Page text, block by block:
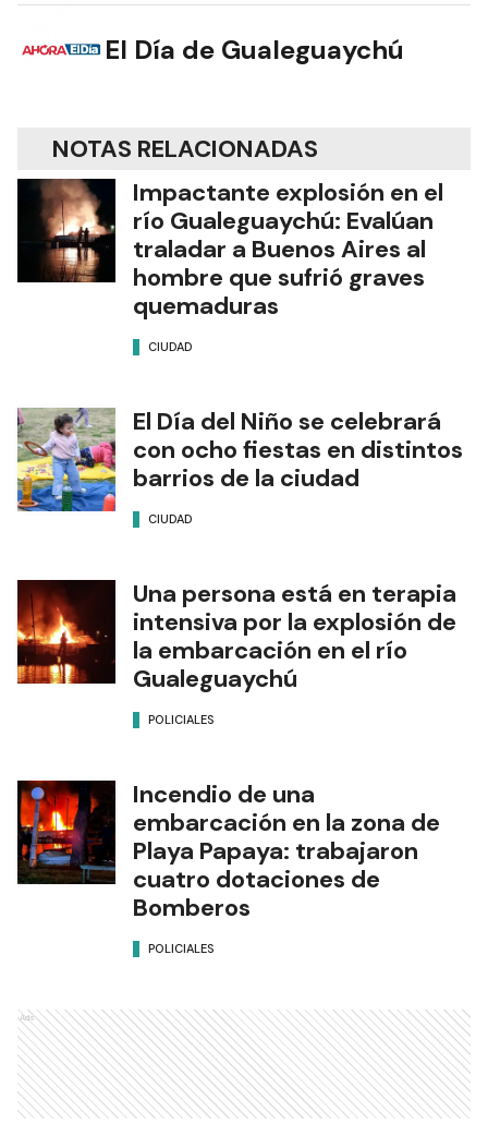
El Día de Gualeguaychú
NOTAS RELACIONADAS
Impactante explosión en el
río Gualeguaychú: Evalúan
traladar a Buenos Aires al
hombre que sufrió graves
quemaduras
CIUDAD
El Día del Niño se celebrará
con ocho fiestas en distintos
barrios de la ciudad
CIUDAD
Una persona está en terapia
intensiva por la explosión de
la embarcación en el río
Gualeguaychú
POLICIALES
Incendio de una
embarcación en la zona de
Playa Papaya: trabajaron
cuatro dotaciones de
Bomberos
POLICIALES
Ads